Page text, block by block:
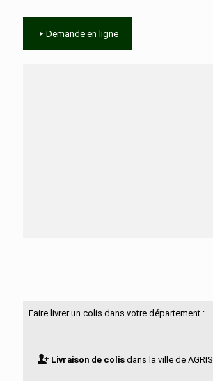
Demande en ligne
Faire livrer un colis dans votre département :
Livraison de colisdans la ville de AGRIS